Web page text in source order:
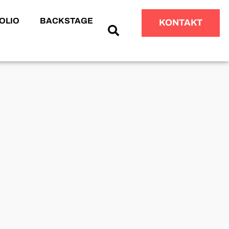
BACKSTAGE KONTAKT